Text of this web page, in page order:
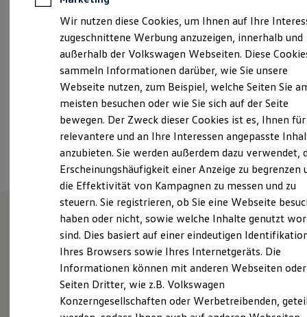
ID. Tutorials
Elektrofahrzeugkonzepte
Reichweite
Reichweite der ID. Modelle
Reichweite im Winter
Laden
Laden unterwegs
Laden Zuhause
Ladestationen finden
Ladezeitensimulator
Batterie
Sicherheit
Garantie und Lebensdauer
Nachhaltigkeit
Technologie
Kosten und Kauf
Verbrauchskosten
Kaufoptionen
E-Auto-Förderung
Software und Konnektivität
ID. Software Versionen und Updates
Digitale Extras
Schnittstellen zu Ihrem ID.
info@autohausinschoenberg.de
Sonntag
Geschlossen
Ansprechpartner
Unsere Leistungenim
Überblick
Service
Wir nutzen diese Cookies, um Ihnen auf Ihre
zugeschnittene Werbung anzuzeigen, innerhalb und
außerhalb der Volkswagen Webseiten. Diese
sammeln Informationen darüber, wie Sie unsere
Webseite nutzen, zum Beispiel, welche Seiten Sie
meisten besuchen oder wie Sie sich auf der Seite
bewegen. Der Zweck dieser Cookies ist es, Ihnen für
relevantere und an Ihre Interessen angepasste
anzubieten. Sie werden außerdem dazu verwendet,
Erscheinungshäufigkeit einer Anzeige zu begrenzen
die Effektivität von Kampagnen zu messen und zu
steuern. Sie registrieren, ob Sie eine Webseite
haben oder nicht, sowie welche Inhalte genutzt
sind. Dies basiert auf einer eindeutigen
Ihres Browsers sowie Ihres Internetgeräts. Die
Informationen können mit anderen Webseiten oder
Seiten Dritter, wie z.B. Volkswagen
Konzerngesellschaften oder Werbetreibenden,